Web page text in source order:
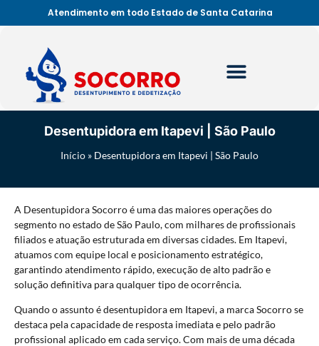
Atendimento em todo Estado de Santa Catarina
Desentupidora em Itapevi | São Paulo
Início » Desentupidora em Itapevi | São Paulo
A Desentupidora Socorro é uma das maiores operações do
segmento no estado de São Paulo, com milhares de profissionais
filiados e atuação estruturada em diversas cidades. Em Itapevi,
atuamos com equipe local e posicionamento estratégico,
garantindo atendimento rápido, execução de alto padrão e
solução definitiva para qualquer tipo de ocorrência.
Quando o assunto é desentupidora em Itapevi, a marca Socorro se
destaca pela capacidade de resposta imediata e pelo padrão
profissional aplicado em cada serviço. Com mais de uma década